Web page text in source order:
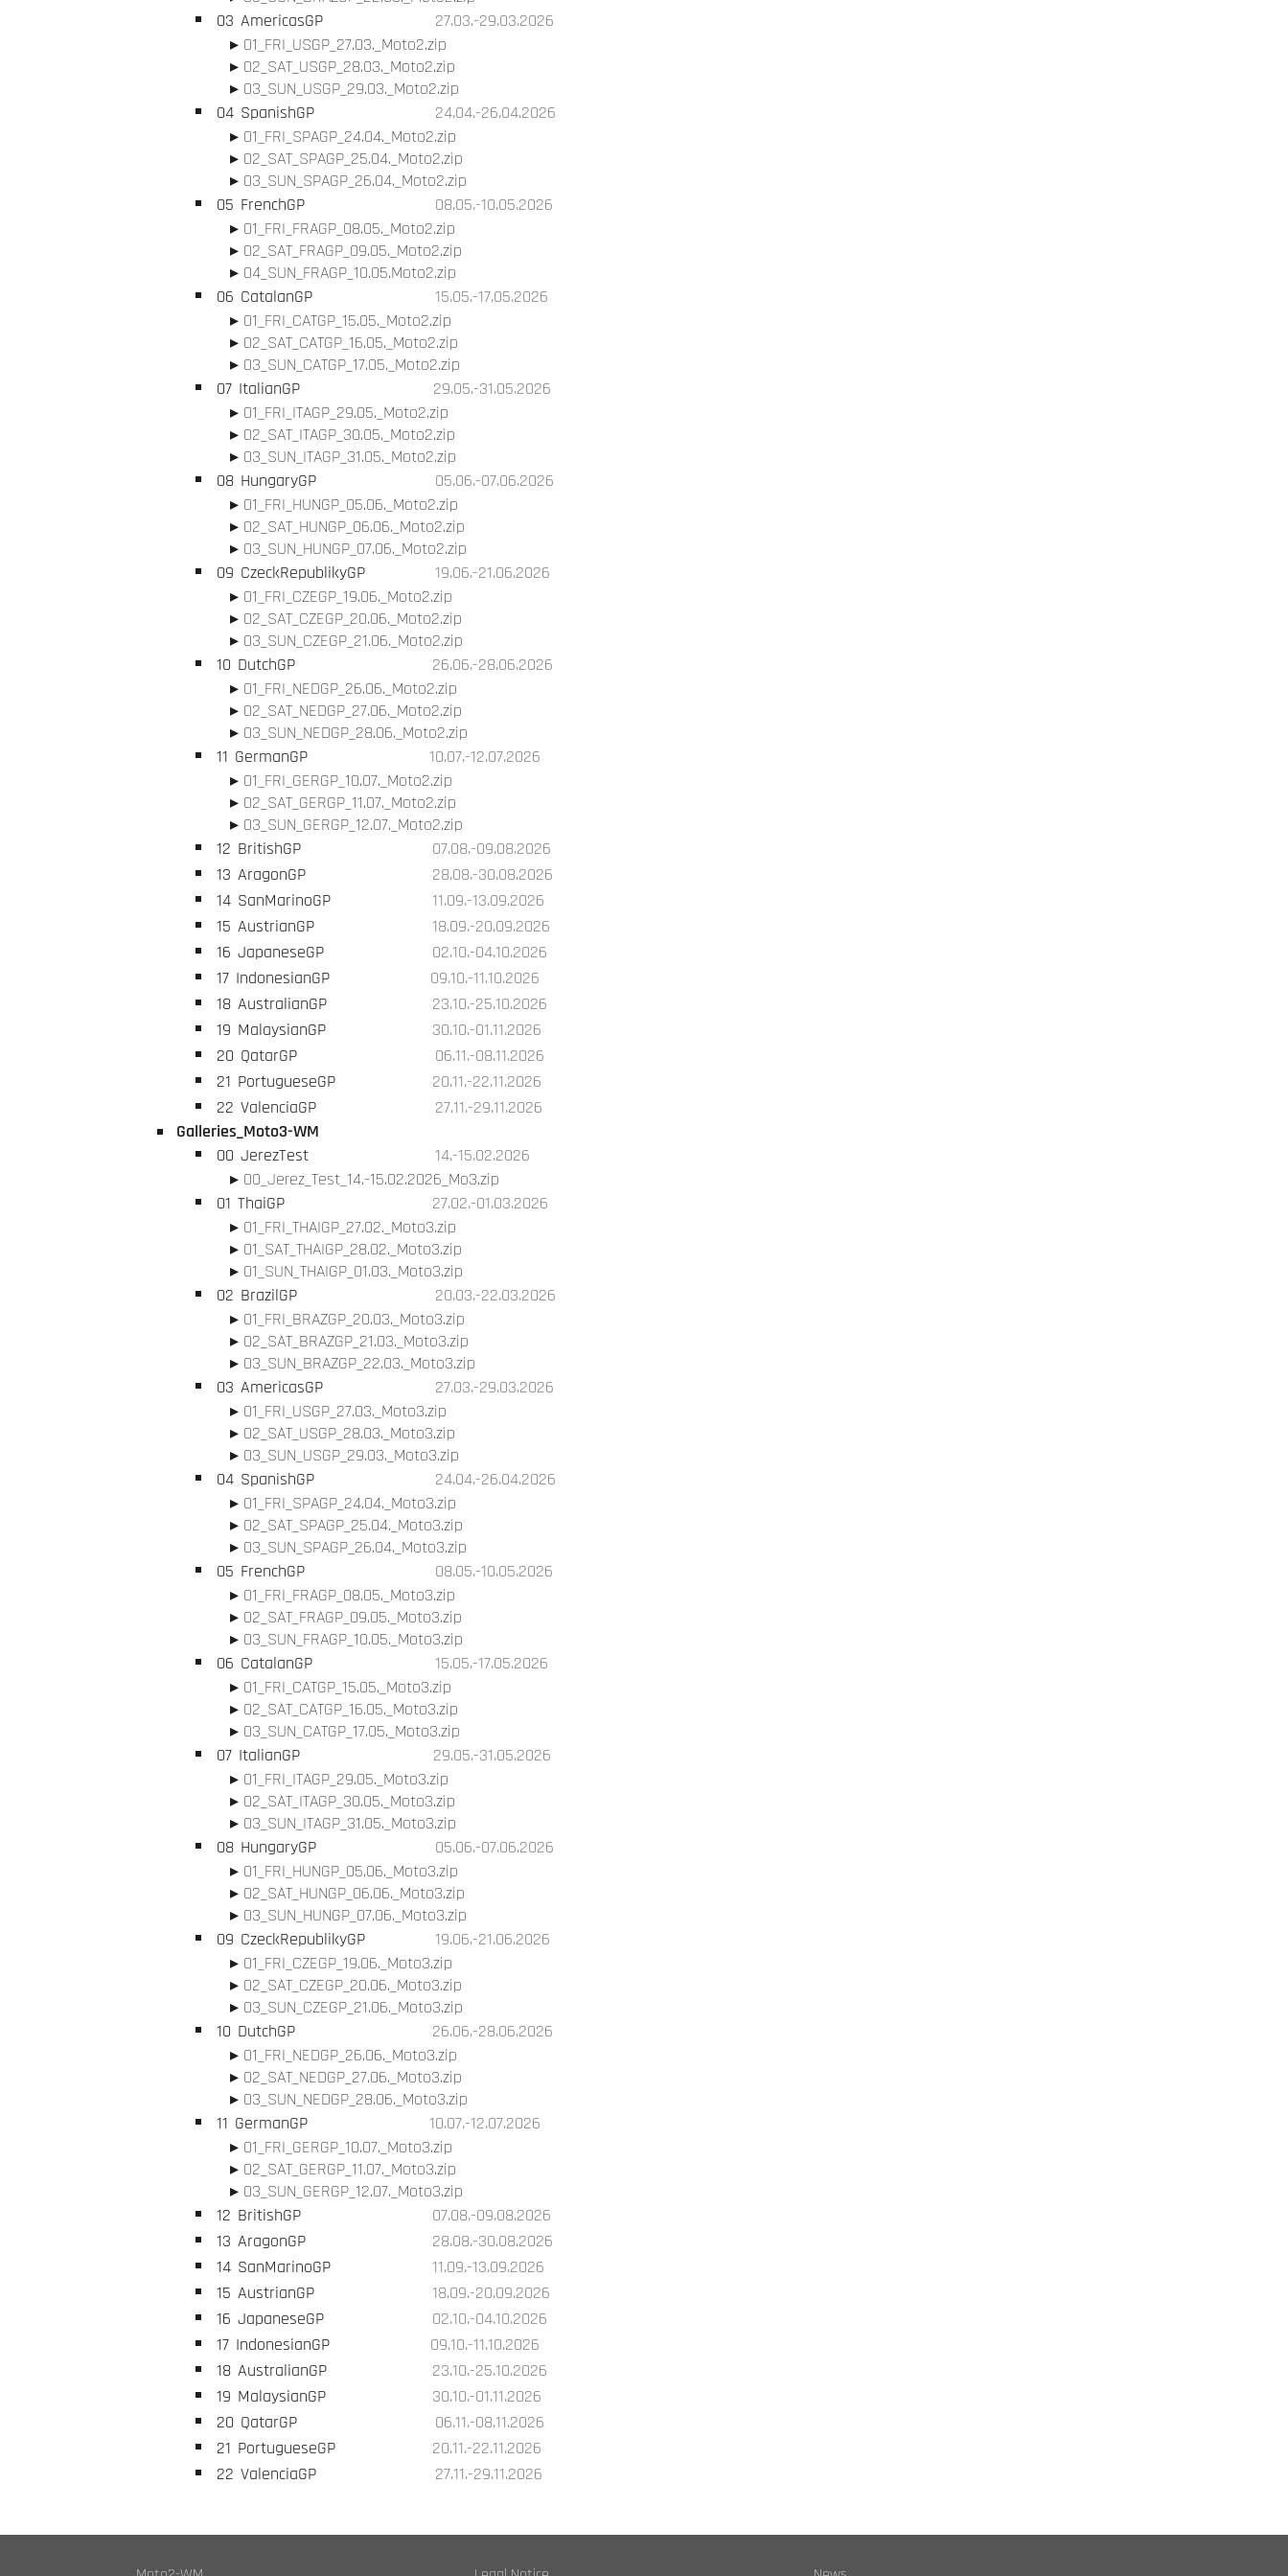
03 AmericasGP
27.03.-29.03.2026
01_FRI_USGP_27.03._Moto2.zip
02_SAT_USGP_28.03._Moto2.zip
03_SUN_USGP_29.03._Moto2.zip
04 SpanishGP
24.04.-26.04.2026
01_FRI_SPAGP_24.04._Moto2.zip
02_SAT_SPAGP_25.04._Moto2.zip
03_SUN_SPAGP_26.04._Moto2.zip
05 FrenchGP
08.05.-10.05.2026
01_FRI_FRAGP_08.05._Moto2.zip
02_SAT_FRAGP_09.05._Moto2.zip
04_SUN_FRAGP_10.05.Moto2.zip
06 CatalanGP
15.05.-17.05.2026
01_FRI_CATGP_15.05._Moto2.zip
02_SAT_CATGP_16.05._Moto2.zip
03_SUN_CATGP_17.05._Moto2.zip
07 ItalianGP
29.05.-31.05.2026
01_FRI_ITAGP_29.05._Moto2.zip
02_SAT_ITAGP_30.05._Moto2.zip
03_SUN_ITAGP_31.05._Moto2.zip
08 HungaryGP
05.06.-07.06.2026
01_FRI_HUNGP_05.06._Moto2.zip
02_SAT_HUNGP_06.06._Moto2.zip
03_SUN_HUNGP_07.06._Moto2.zip
09 CzeckRepublikyGP
19.06.-21.06.2026
01_FRI_CZEGP_19.06._Moto2.zip
02_SAT_CZEGP_20.06._Moto2.zip
03_SUN_CZEGP_21.06._Moto2.zip
10 DutchGP
26.06.-28.06.2026
01_FRI_NEDGP_26.06._Moto2.zip
02_SAT_NEDGP_27.06._Moto2.zip
03_SUN_NEDGP_28.06._Moto2.zip
11 GermanGP
10.07.-12.07.2026
01_FRI_GERGP_10.07._Moto2.zip
02_SAT_GERGP_11.07._Moto2.zip
03_SUN_GERGP_12.07._Moto2.zip
12 BritishGP
07.08.-09.08.2026
13 AragonGP
28.08.-30.08.2026
14 SanMarinoGP
11.09.-13.09.2026
15 AustrianGP
18.09.-20.09.2026
16 JapaneseGP
02.10.-04.10.2026
17 IndonesianGP
09.10.-11.10.2026
18 AustralianGP
23.10.-25.10.2026
19 MalaysianGP
30.10.-01.11.2026
20 QatarGP
06.11.-08.11.2026
21 PortugueseGP
20.11.-22.11.2026
22 ValenciaGP
27.11.-29.11.2026
Galleries_Moto3-WM
00 JerezTest
14.-15.02.2026
00_Jerez_Test_14.-15.02.2026_Mo3.zip
01 ThaiGP
27.02.-01.03.2026
01_FRI_THAIGP_27.02._Moto3.zip
01_SAT_THAIGP_28.02._Moto3.zip
01_SUN_THAIGP_01.03._Moto3.zip
02 BrazilGP
20.03.-22.03.2026
01_FRI_BRAZGP_20.03._Moto3.zip
02_SAT_BRAZGP_21.03._Moto3.zip
03_SUN_BRAZGP_22.03._Moto3.zip
03 AmericasGP
27.03.-29.03.2026
01_FRI_USGP_27.03._Moto3.zip
02_SAT_USGP_28.03._Moto3.zip
03_SUN_USGP_29.03._Moto3.zip
04 SpanishGP
24.04.-26.04.2026
01_FRI_SPAGP_24.04._Moto3.zip
02_SAT_SPAGP_25.04._Moto3.zip
03_SUN_SPAGP_26.04._Moto3.zip
05 FrenchGP
08.05.-10.05.2026
01_FRI_FRAGP_08.05._Moto3.zip
02_SAT_FRAGP_09.05._Moto3.zip
03_SUN_FRAGP_10.05._Moto3.zip
06 CatalanGP
15.05.-17.05.2026
01_FRI_CATGP_15.05._Moto3.zip
02_SAT_CATGP_16.05._Moto3.zip
03_SUN_CATGP_17.05._Moto3.zip
07 ItalianGP
29.05.-31.05.2026
01_FRI_ITAGP_29.05._Moto3.zip
02_SAT_ITAGP_30.05._Moto3.zip
03_SUN_ITAGP_31.05._Moto3.zip
08 HungaryGP
05.06.-07.06.2026
01_FRI_HUNGP_05.06._Moto3.zip
02_SAT_HUNGP_06.06._Moto3.zip
03_SUN_HUNGP_07.06._Moto3.zip
09 CzeckRepublikyGP
19.06.-21.06.2026
01_FRI_CZEGP_19.06._Moto3.zip
02_SAT_CZEGP_20.06._Moto3.zip
03_SUN_CZEGP_21.06._Moto3.zip
10 DutchGP
26.06.-28.06.2026
01_FRI_NEDGP_26.06._Moto3.zip
02_SAT_NEDGP_27.06._Moto3.zip
03_SUN_NEDGP_28.06._Moto3.zip
11 GermanGP
10.07.-12.07.2026
01_FRI_GERGP_10.07._Moto3.zip
02_SAT_GERGP_11.07._Moto3.zip
03_SUN_GERGP_12.07._Moto3.zip
12 BritishGP
07.08.-09.08.2026
13 AragonGP
28.08.-30.08.2026
14 SanMarinoGP
11.09.-13.09.2026
15 AustrianGP
18.09.-20.09.2026
16 JapaneseGP
02.10.-04.10.2026
17 IndonesianGP
09.10.-11.10.2026
18 AustralianGP
23.10.-25.10.2026
19 MalaysianGP
30.10.-01.11.2026
20 QatarGP
06.11.-08.11.2026
21 PortugueseGP
20.11.-22.11.2026
22 ValenciaGP 27.11.-29.11.2026